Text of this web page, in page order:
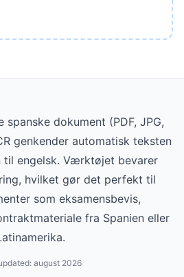
spanske dokument (PDF, JPG,
genkender automatisk teksten
engelsk. Værktøjet bevarer
hvilket gør det perfekt til
som eksamensbevis,
fra Spanien eller
august 2026